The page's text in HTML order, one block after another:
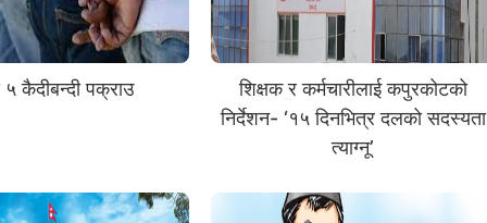
कैदीबन्दी पक्राउ
शिक्षक र कर्मचारीलाई कपुरकोटको
निर्देशन- ‘१५ दिनभित्र दलको सदस्यता
त्याग्नू’